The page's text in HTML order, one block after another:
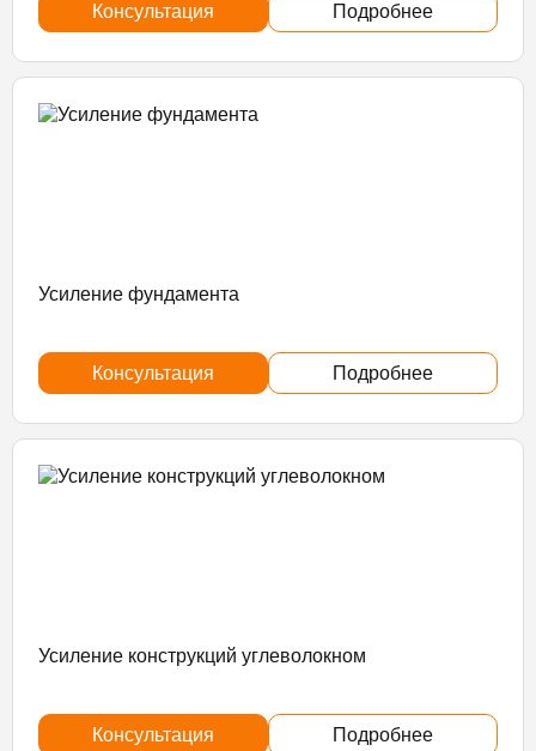
Консультация Подробнее
Усиление фундамента
Консультация Подробнее
Усиление конструкций углеволокном
Консультация Подробнее